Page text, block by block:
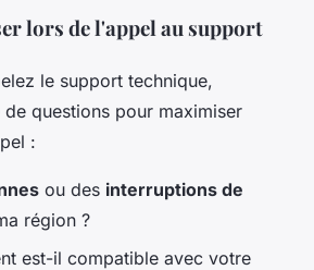
lors de l'appel au support
le support technique,
questions pour maximiser
:
ou des interruptions de
région ?
est-il compatible avec votre